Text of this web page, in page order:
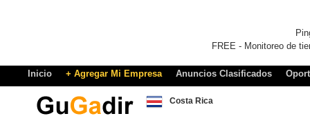
FREE - Monitoreo de
Inicio + Agregar Mi Empresa Anuncios Clasificados
Costa Rica